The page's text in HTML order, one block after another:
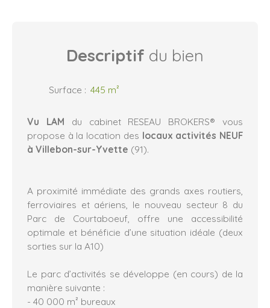
Descriptif du bien
Surface : 445 m²
Vu LAM du cabinet RESEAU BROKERS® vous
propose à la location des locaux activités NEUF
à Villebon-sur-Yvette (91).
A proximité immédiate des grands axes routiers,
ferroviaires et aériens, le nouveau secteur 8 du
Parc de Courtaboeuf, offre une accessibilité
optimale et bénéficie d’une situation idéale (deux
sorties sur la A10)
Le parc d’activités se développe (en cours) de la
manière suivante :
- 40 000 m² bureaux